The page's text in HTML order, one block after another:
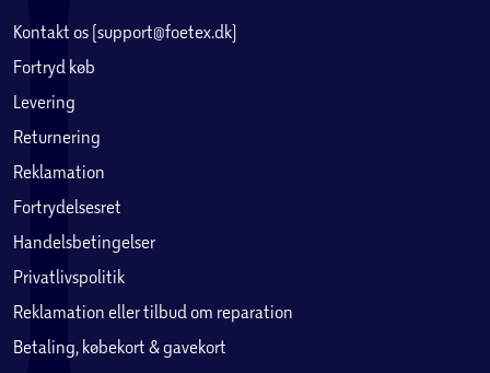
Kontakt os (support@foetex.dk)
Fortryd køb
Levering
Returnering
Reklamation
Fortrydelsesret
Handelsbetingelser
Privatlivspolitik
Reklamation eller tilbud om reparation
Betaling, købekort & gavekort